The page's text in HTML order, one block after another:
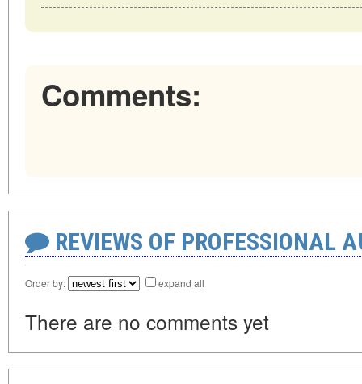
Comments:
REVIEWS OF PROFESSIONAL
Order by: expand all
There are no comments yet